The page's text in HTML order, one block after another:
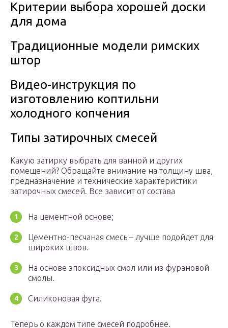
Критерии выбора хорошей доски
для дома
Традиционные модели римских
штор
Видео-инструкция по
изготовлению коптильни
холодного копчения
Типы затирочных смесей
Какую затирку выбрать для ванной и других
помещений? Обращайте внимание на толщину шва,
предназначение и технические характеристики
затирочных смесей. Все зависит от состава
На цементной основе;
Цементно-песчаная смесь – лучше подойдет для
широких швов.
На основе эпоксидных смол или из фурановой
смолы.
Силиконовая фуга.
Теперь о каждом типе смесей подробнее.